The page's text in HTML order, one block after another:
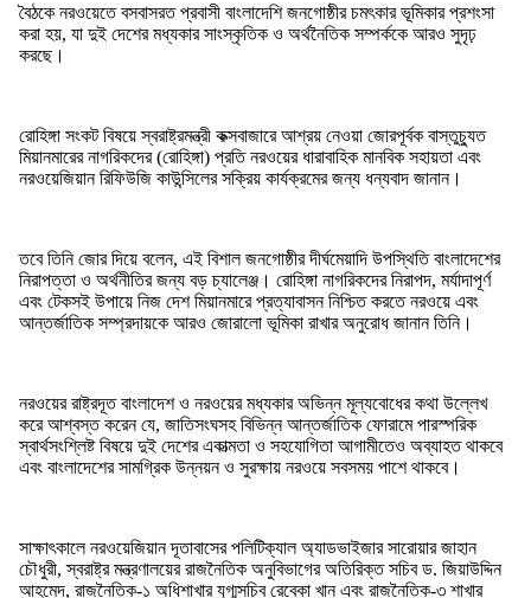
বৈঠকে নরওয়েতে বসবাসরত প্রবাসী বাংলাদেশি জনগোষ্ঠীর চমৎকার ভূমিকার প্রশংসা
করা হয়, যা দুই দেশের মধ্যকার সাংস্কৃতিক ও অর্থনৈতিক সম্পর্ককে আরও সুদৃঢ়
করছে।
রোহিঙ্গা সংকট বিষয়ে স্বরাষ্ট্রমন্ত্রী কক্সবাজারে আশ্রয় নেওয়া জোরপূর্বক বাস্তুচ্যুত
মিয়ানমারের নাগরিকদের (রোহিঙ্গা) প্রতি নরওয়ের ধারাবাহিক মানবিক সহায়তা এবং
নরওয়েজিয়ান রিফিউজি কাউন্সিলের সক্রিয় কার্যক্রমের জন্য ধন্যবাদ জানান।
তবে তিনি জোর দিয়ে বলেন, এই বিশাল জনগোষ্ঠীর দীর্ঘমেয়াদি উপস্থিতি বাংলাদেশের
নিরাপত্তা ও অর্থনীতির জন্য বড় চ্যালেঞ্জ। রোহিঙ্গা নাগরিকদের নিরাপদ, মর্যাদাপূর্ণ
এবং টেকসই উপায়ে নিজ দেশ মিয়ানমারে প্রত্যাবাসন নিশ্চিত করতে নরওয়ে এবং
আন্তর্জাতিক সম্প্রদায়কে আরও জোরালো ভূমিকা রাখার অনুরোধ জানান তিনি।
নরওয়ের রাষ্ট্রদূত বাংলাদেশ ও নরওয়ের মধ্যকার অভিন্ন মূল্যবোধের কথা উল্লেখ
করে আশ্বস্ত করেন যে, জাতিসংঘসহ বিভিন্ন আন্তর্জাতিক ফোরামে পারস্পরিক
স্বার্থসংশ্লিষ্ট বিষয়ে দুই দেশের একাত্মতা ও সহযোগিতা আগামীতেও অব্যাহত থাকবে
এবং বাংলাদেশের সামগ্রিক উন্নয়ন ও সুরক্ষায় নরওয়ে সবসময় পাশে থাকবে।
সাক্ষাৎকালে নরওয়েজিয়ান দূতাবাসের পলিটিক্যাল অ্যাডভাইজার সারোয়ার জাহান
চৌধুরী, স্বরাষ্ট্র মন্ত্রণালয়ের রাজনৈতিক অনুবিভাগের অতিরিক্ত সচিব ড. জিয়াউদ্দিন
আহমেদ, রাজনৈতিক-১ অধিশাখার যুগ্মসচিব রেবেকা খান এবং রাজনৈতিক-৩ শাখার